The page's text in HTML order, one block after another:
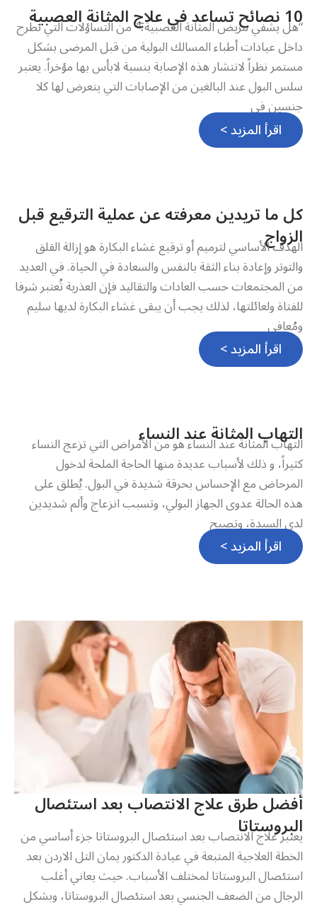
10 نصائح تساعد في علاج المثانة العصبية
“هل يشفي مريض المثانة العصبية؟” من التساؤلات التي تطرح
داخل عيادات أطباء المسالك البولية من قبل المرضى بشكل
مستمر نظراً لانتشار هذه الإصابة بنسبة لابأس بها مؤخراً. يعتبر
سلس البول عند البالغين من الإصابات التي يتعرض لها كلا
جنسين في
اقرأ المزيد >
كل ما تريدين معرفته عن عملية الترقيع قبل
الزواج
الهدف الأساسي لترميم أو ترقيع غشاء البكارة هو إزالة القلق
والتوتر وإعادة بناء الثقة بالنفس والسعادة في الحياة. في العديد
من المجتمعات حسب العادات والتقاليد فإن العذرية تُعتبر شرفا
للفتاة ولعائلتها، لذلك يجب أن يبقى غشاء البكارة لديها سليم
ومُعافى
اقرأ المزيد >
التهاب المثانة عند النساء
التهاب المثانة عند النساء هو من الأمراض التي تزعج النساء
كثيراً، و ذلك لأسباب عديدة منها الحاجة الملحة لدخول
المرحاض مع الإحساس بحرقة شديدة في البول. يُطلق على
هذه الحالة عدوى الجهاز البولي، وتسبب انزعاج وألم شديدين
لدى السيدة، وتصبح
اقرأ المزيد >
أفضل طرق علاج الانتصاب بعد استئصال
البروستاتا
يعتبر علاج الانتصاب بعد استئصال البروستاتا جزء أساسي من
الخطة العلاجية المتبعة في عيادة الدكتور يمان التل الاردن بعد
استئصال البروستاتا لمختلف الأسباب. حيث يعاني أغلب
الرجال من الضعف الجنسي بعد استئصال البروستاتا، وبشكل